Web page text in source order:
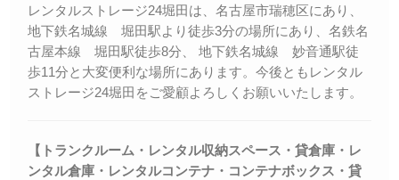
レンタルストレージ24堀田は、名古屋市瑞穂区にあり、
地下鉄名城線 堀田駅より徒歩3分の場所にあり、名鉄名
古屋本線 堀田駅徒歩8分、 地下鉄名城線 妙音通駅徒
歩11分と大変便利な場所にあります。今後ともレンタル
ストレージ24堀田をご愛顧よろしくお願いいたします。
【トランクルーム・レンタル収納スペース・貸倉庫・レ
ンタル倉庫・レンタルコンテナ・コンテナボックス・ 貸